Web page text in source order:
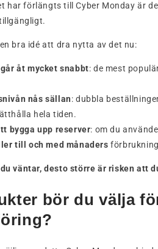
har förlängts till Cyber Monday är
bra idé att dra nytta av det nu:
åt mycket snabbt: de mest
nås sällan: dubbla
hela tiden.
bygga upp reserver: om du
till och med månaders
väntar, desto större är risken att
bör du välja